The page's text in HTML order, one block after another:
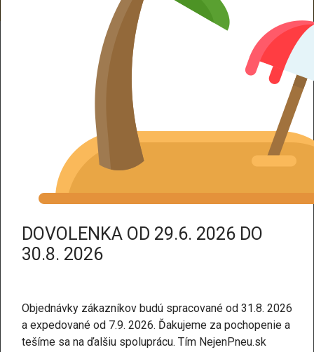
Oceľové disky ALU kola
Dodáváme aj na Slovensko! Platcom
DPH dodáme tovar bez DPH.
Úžitkové
NEXEN RO-CT8 TL 205/65 R16
107T
DOVOLENKA OD 29.6. 2026 DO
30.8. 2026
Objednávky zákazníkov budú spracované od 31.8. 2026
a expedované od 7.9. 2026. Ďakujeme za pochopenie a
tešíme sa na ďalšiu spoluprácu. Tím NejenPneu.sk